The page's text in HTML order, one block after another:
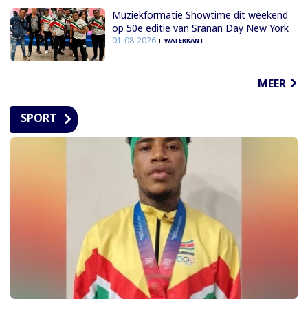
Muziekformatie Showtime dit weekend
op 50e editie van Sranan Day New York
01-08-2026 WATERKANT
MEER
SPORT